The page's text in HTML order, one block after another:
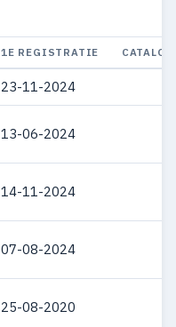
1E REGISTRATIE
23-11-2024
13-06-2024
14-11-2024
07-08-2024
25-08-2020